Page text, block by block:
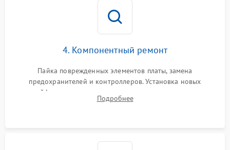
4. Компонентный ремонт
Пайка поврежденных элементов платы, замена
предохранителей и контроллеров. Установка новых
шлейфов, дисплея, механизма затвора или двигателя
автофокуса. Восстановление геометрии тубуса объектива
Подробнее